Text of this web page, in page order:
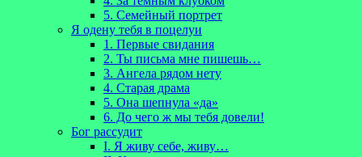
5. Семейный портрет
Я одену тебя в поцелуи
1. Первые свидания
2. Ты письма мне пишешь…
3. Ангела рядом нету
4. Старая драма
5. Она шепнула «да»
6. До чего ж мы тебя довели!
Бог рассудит
I. Я живу себе, живу…